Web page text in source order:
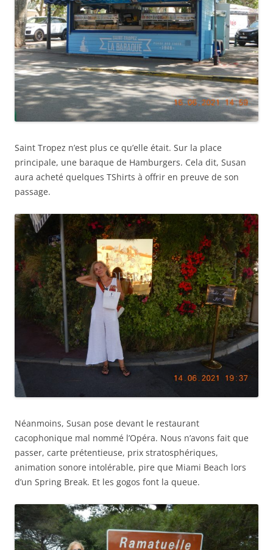
Saint Tropez n’est plus ce qu’elle était. Sur la place
principale, une baraque de Hamburgers. Cela dit, Susan
aura acheté quelques TShirts à offrir en preuve de son
passage.
Néanmoins, Susan pose devant le restaurant
cacophonique mal nommé l’Opéra. Nous n’avons fait que
passer, carte prétentieuse, prix stratosphériques,
animation sonore intolérable, pire que Miami Beach lors
d’un Spring Break. Et les gogos font la queue.